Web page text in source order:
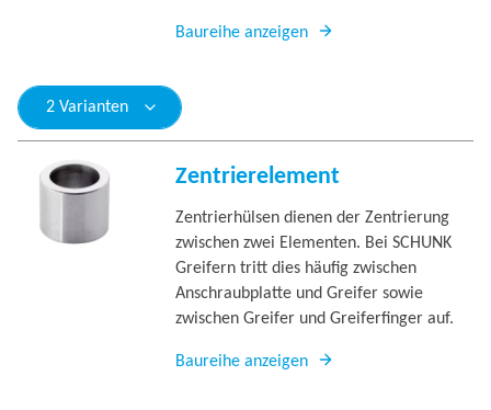
Baureihe anzeigen
2 Varianten
Zentrierelement
Zentrierhülsen dienen der Zentrierung
zwischen zwei Elementen. Bei SCHUNK
Greifern tritt dies häufig zwischen
Anschraubplatte und Greifer sowie
zwischen Greifer und Greiferfinger auf.
Baureihe anzeigen